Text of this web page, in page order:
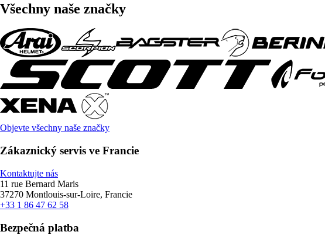
Všechny naše značky
Objevte všechny naše značky
Zákaznický servis ve Francie
Kontaktujte nás
11 rue Bernard Maris
37270 Montlouis-sur-Loire, Francie
+33 1 86 47 62 58
Bezpečná platba